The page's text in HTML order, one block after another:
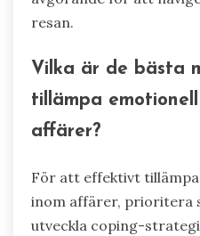
att utnyttja
reglering?
Blivande entreprenörer
reglering genom att
Mindfulness-tekniker
stress och förbättra
uppnåeliga mål ger